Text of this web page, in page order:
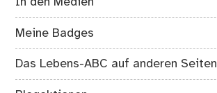
Meine Badges
Das Lebens-ABC auf anderen Seiten